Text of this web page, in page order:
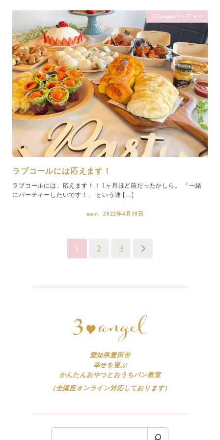
3♡angelパーティー
ラブコールには応えます！
ラブコールには、応えます！！ 1ヶ月ほど前だったかしら。 「一緒
にパーティーしたいです！」 という連 […]
mari 2022年4月10日
1 2 3
愛知県豊田市
幸せを運ぶ
かんたんおやつとおうちパン教室
（全講座オンライン対応しております）